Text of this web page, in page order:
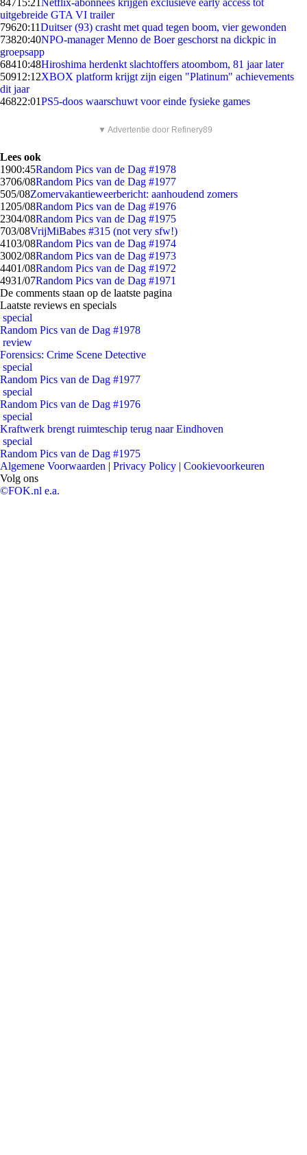
847 15:21
Netflix-abonnees krijgen exclusieve early access tot
uitgebreide GTA VI trailer
79620:11Duitser (93) crasht met quad tegen boom, vier gewonden
73820:40NPO-manager Menno de Boer geschorst na dickpic in
groepsapp
68410:48Hiroshima herdenkt slachtoffers atoombom, 81 jaar later
50912:12XBOX platform krijgt zijn eigen "Platinum" achievements
dit jaar
46822:01PS5-doos waarschuwt voor einde fysieke games
▼ Advertentie door Refinery89
Lees ook
1900:45Random Pics van de Dag #1978
3706/08Random Pics van de Dag #1977
505/08Zomervakantieweerbericht: aanhoudend zomers
1205/08Random Pics van de Dag #1976
2304/08Random Pics van de Dag #1975
703/08VrijMiBabes #315 (not very sfw!)
4103/08Random Pics van de Dag #1974
3002/08Random Pics van de Dag #1973
4401/08Random Pics van de Dag #1972
4931/07Random Pics van de Dag #1971
De comments staan op de laatste pagina
Laatste reviews en specials
special
Random Pics van de Dag #1978
review
Forensics: Crime Scene Detective
special
Random Pics van de Dag #1977
special
Random Pics van de Dag #1976
special
Kraftwerk brengt ruimteschip terug naar Eindhoven
special
Random Pics van de Dag #1975
Algemene Voorwaarden | Privacy Policy | Cookievoorkeuren
Volg ons
©FOK.nl e.a.